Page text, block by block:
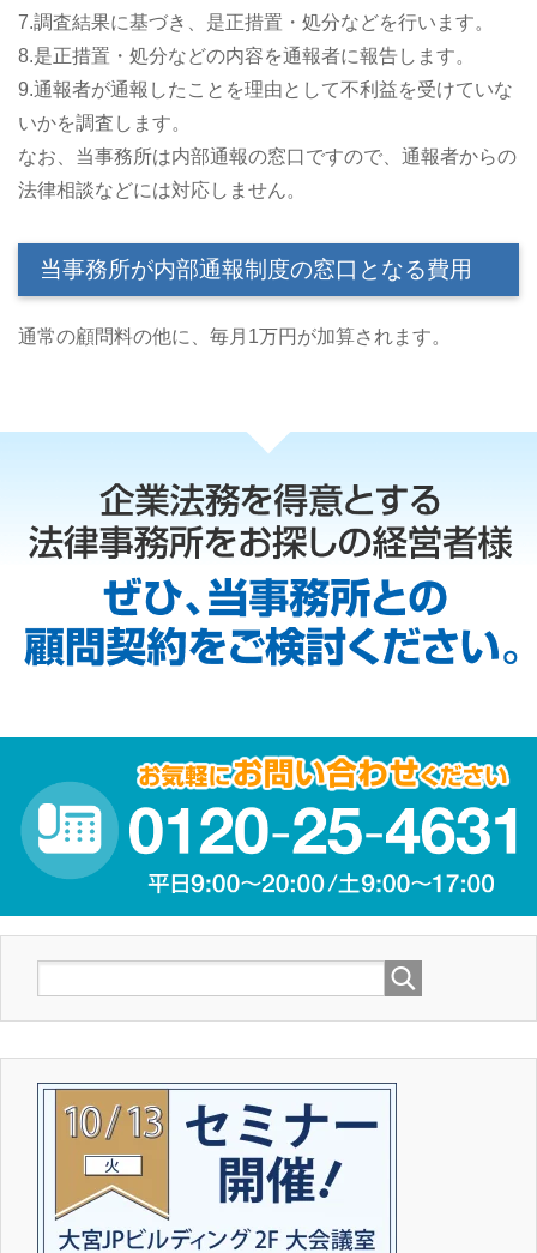
7.調査結果に基づき、是正措置・処分などを行います。
8.是正措置・処分などの内容を通報者に報告します。
9.通報者が通報したことを理由として不利益を受けていな
いかを調査します。
なお、当事務所は内部通報の窓口ですので、通報者からの
法律相談などには対応しません。
当事務所が内部通報制度の窓口となる費用
通常の顧問料の他に、毎月1万円が加算されます。